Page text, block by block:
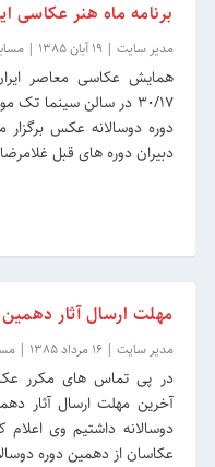
برنامه ماه هنر عکاسی ایران
مدیر سایت |19 آبان 1385 |
دوره دوسالانه عکس
دبیران دوره های قبل
مهلت ارسال آثار
مدیر سایت |16 مرداد 1385 |
در پی تماس های مکرر
آخرین مهلت ارسال آثار
‏دوسالانه داشتیم وی
عکاسان از دهمین دوره